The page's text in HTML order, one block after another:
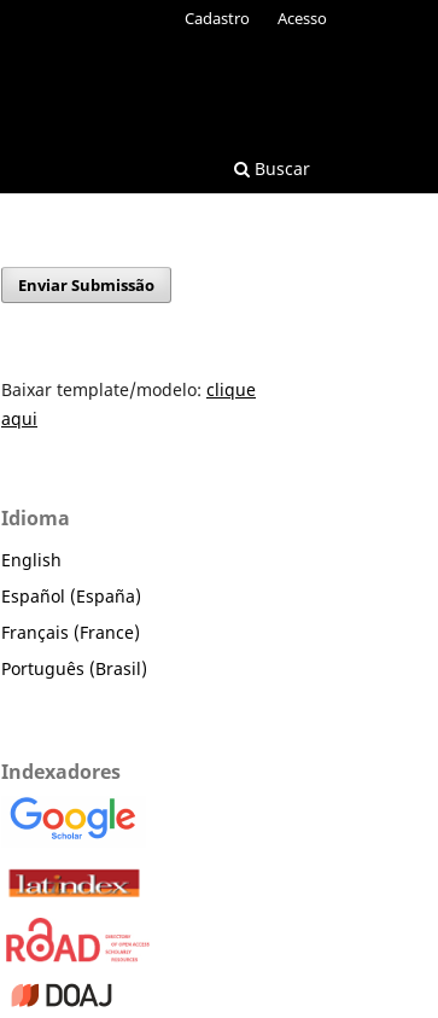
Buscar
Cadastro Acesso
Enviar Submissão
Baixar template/modelo: clique
aqui
Idioma
English
Español (España)
Français (France)
Português (Brasil)
Indexadores